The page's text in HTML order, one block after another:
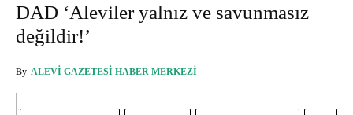
DAD ‘Aleviler yalnız ve savunmasız
değildir!’
By ALEVI GAZETESI HABER MERKEZI